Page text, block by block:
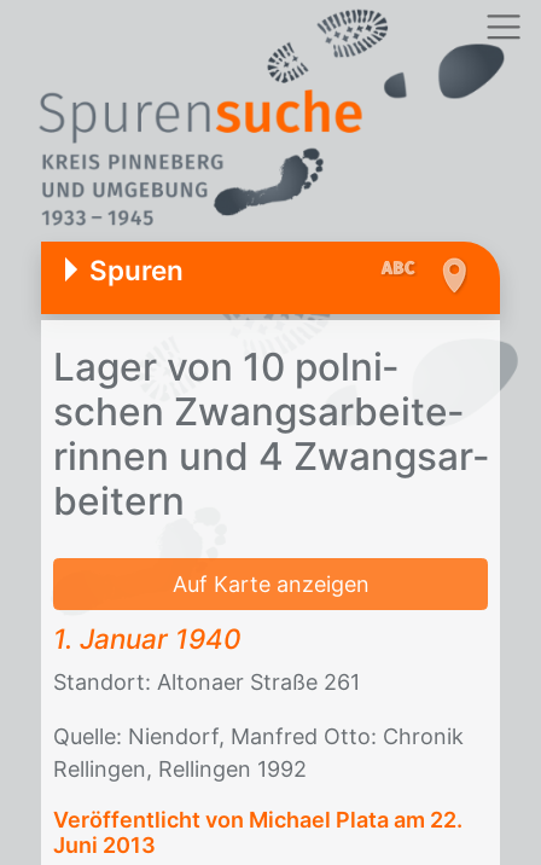
Spuren
La­ger von 10 pol­ni­
schen Zwangs­ar­bei­te­
rin­nen und 4 Zwangs­ar­
bei­tern
Auf Karte anzeigen
1. Ja­nu­ar 1940
Stand­ort: Al­tona­er Stra­ße 261
Quel­le: Nien­dorf, Man­fred Otto: Chro­nik
Rel­lin­gen, Rel­lin­gen 1992
Veröffentlicht von Michael Plata am 22.
Juni 2013